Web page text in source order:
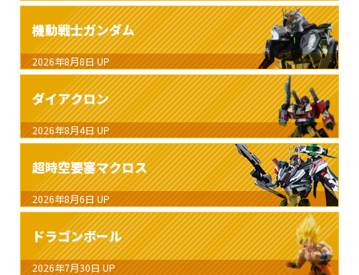
機動戦士ガンダム
2026年8月8日 UP
ダイアクロン
2026年8月4日 UP
超時空要塞マクロス
2026年8月6日 UP
ドラゴンボール
2026年7月30日 UP